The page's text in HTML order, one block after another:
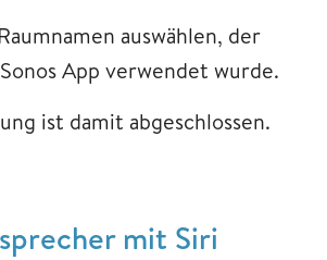
auswählen, der
App verwendet wurde.
ist damit abgeschlossen.
mit Siri